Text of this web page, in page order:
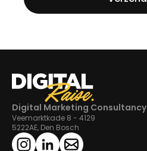
Digital Marketing Consultancy
Veemarktkade 8 - 4129
5222AE, Den Bosch